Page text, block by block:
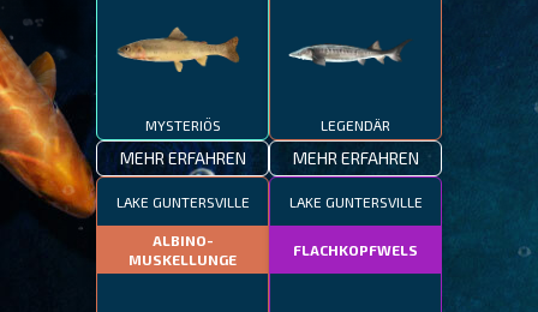
MYSTERIÖS
MEHR ERFAHREN
LEGENDÄR
MEHR ERFAHREN
LAKE GUNTERSVILLE
ALBINO-
MUSKELLUNGE
LAKE GUNTERSVILLE
FLACHKOPFWELS